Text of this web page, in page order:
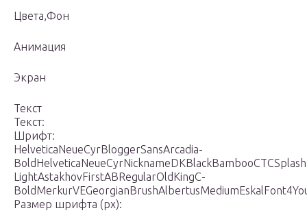
Цвета,Фон
Анимация
Экран
Текст
Текст:
Шрифт:
HelveticaNeueCyrBloggerSansArcadia-
LightAstakhovFirstABRegularOldKingC-
Размер шрифта (px):